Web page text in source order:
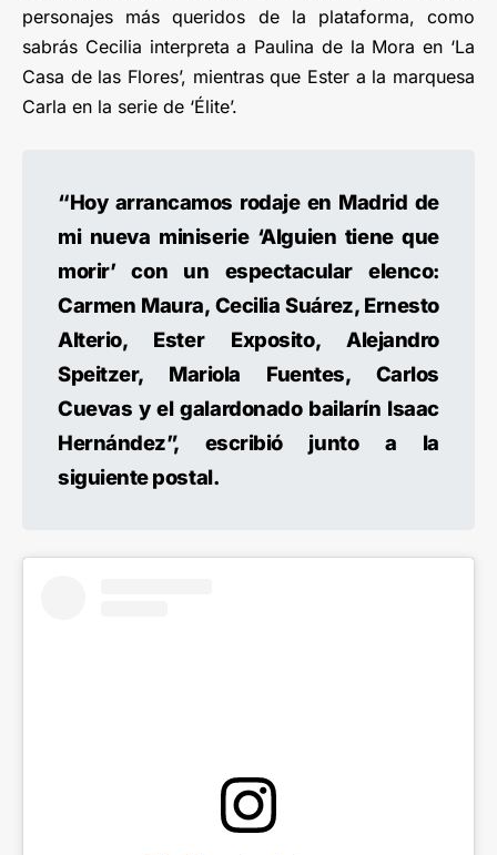
personajes más queridos de la plataforma, como
sabrás Cecilia interpreta a Paulina de la Mora en ‘La
Casa de las Flores’, mientras que Ester a la marquesa
Carla en la serie de ‘Élite’.
“Hoy arrancamos rodaje en Madrid de
mi nueva miniserie ‘Alguien tiene que
morir’ con un espectacular elenco:
Carmen Maura, Cecilia Suárez, Ernesto
Alterio, Ester Exposito, Alejandro
Speitzer, Mariola Fuentes, Carlos
Cuevas y el galardonado bailarín Isaac
Hernández”, escribió junto a la
siguiente postal.